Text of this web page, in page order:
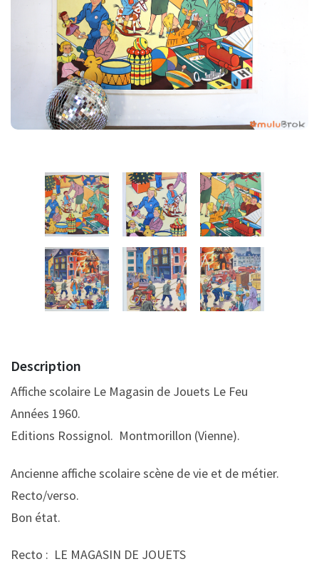
Description
Affiche scolaire Le Magasin de Jouets Le Feu
Années 1960.
Editions Rossignol. Montmorillon (Vienne).
Ancienne affiche scolaire scène de vie et de métier.
Recto/verso.
Bon état.
Recto : LE MAGASIN DE JOUETS